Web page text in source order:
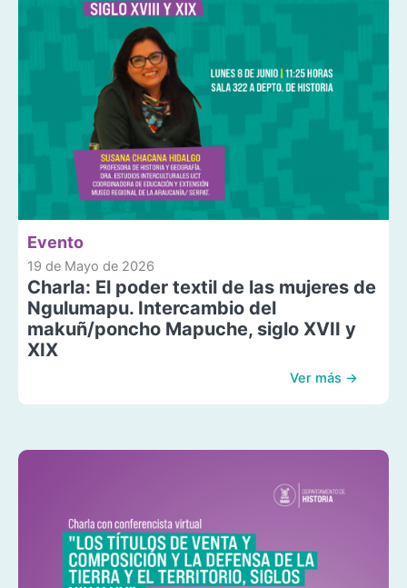
Evento
19 de Mayo de 2026
Charla: El poder textil de las mujeres de
Ngulumapu. Intercambio del
makuñ/poncho Mapuche, siglo XVII y
XIX
Ver más →